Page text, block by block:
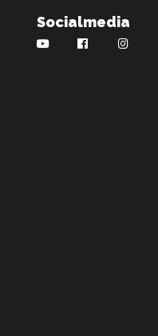
Socialmedia